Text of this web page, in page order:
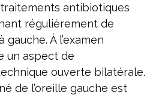
antibiotiques
régulièrement de
À l’examen
un aspect de
ouverte bilatérale.
de l’oreille gauche est